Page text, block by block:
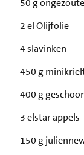
50 g
2 el Olijfolie
4 slavinken
450 g
400 g
3 elstar appels
150 g